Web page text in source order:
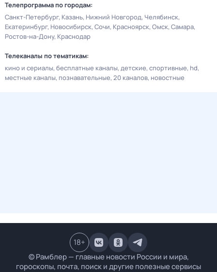
Телепрограмма по городам:
Санкт-Петербург Казань Нижний Новгород Челябинск
Екатеринбург Новосибирск Сочи Красноярск Омск Самара
Ростов-на-Дону Краснодар
Телеканалы по тематикам:
кино и сериалы бесплатные каналы детские спортивные hd
местные каналы познавательные 20 каналов новостные
© Рамблер — главные новости России и мира,
гороскопы, почта, поиск и другие полезные сервисы
18+